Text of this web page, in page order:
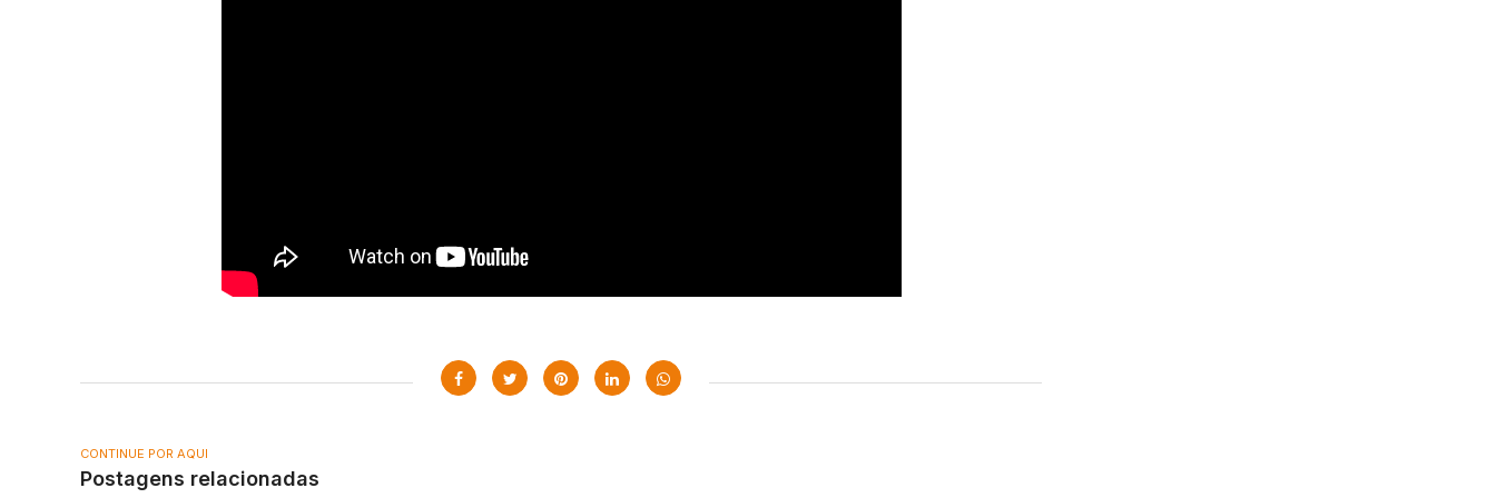
CONTINUE POR AQUI
Postagens relacionadas